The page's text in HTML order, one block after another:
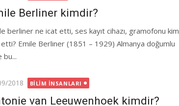
Berliner kimdir?
berliner ne icat etti, ses kayıt cihazı, gramofonu kim
Emile Berliner (1851 – 1929) Almanya doğumlu
bu...
2018 BILIM İNSANLARI
van Leeuwenhoek kimdir?